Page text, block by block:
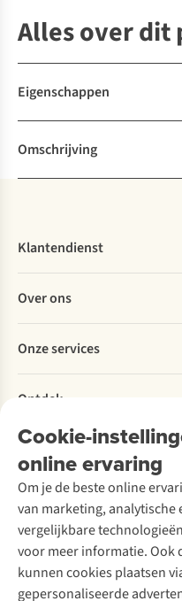
Alles over dit
Eigenschappen
Omschrijving
Cookie-
online ervaring
Om je de beste online
van marketing,
vergelijkbare
voor meer informatie. Ook
kunnen cookies plaatsen
gepersonaliseerde
Klantendienst
Bestellen
Betalen
Levering
Retourneren
Bestelling herroepen
Garantie
Contact
Over ons
Explore More
Verantwoord ondernemen
Over Ayacucho
Onze winkels
Over A.S.Adventure
Toegankelijkheidsverklaring
Onze services
Ski-onderhoud
Wasservice
Schoenonderhoud
Schoenherstelling
Kledingherstelling
Retouches
Voor bedrijven
Ontdek
A.S.Magazine
Podcast
Explore Academy
Explore Camp
Gear Check
Inspiratie & advies
Meld je aan voor de